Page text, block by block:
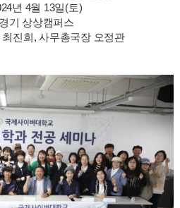
년 4월 13일(토)
기 상상캠퍼스
진희, 사무총국장 오정관